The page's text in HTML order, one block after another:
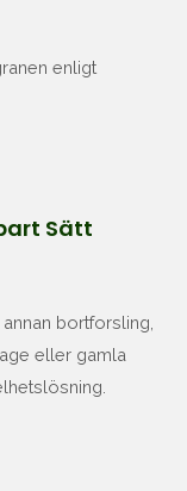
enligt
Sätt
bortforsling,
eller gamla